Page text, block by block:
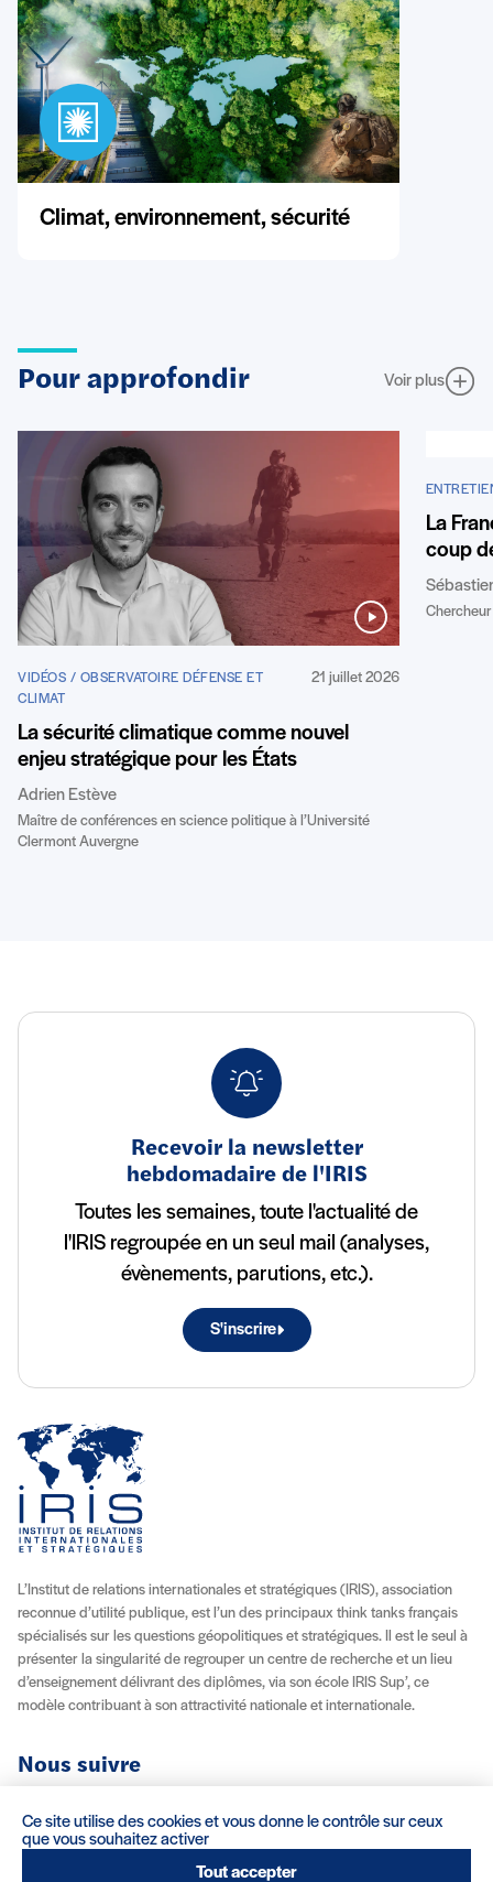
Climat, environnement, sécurité
Pour approfondir Voir plus
VIDÉOS / OBSERVATOIRE DÉFENSE ET
CLIMAT
21 juillet 2026
La sécurité climatique comme nouvel
enjeu stratégique pour les États
Adrien Estève
Maître de conférences en science politique à l’Université
Clermont Auvergne
La
coup
Recevoir la newsletter
hebdomadaire de l'IRIS
Toutes les semaines, toute l'actualité de
l'IRIS regroupée en un seul mail (analyses,
évènements, parutions, etc.).
S'inscrire
L’Institut de relations internationales et stratégiques (IRIS), association
reconnue d’utilité publique, est l’un des principaux think tanks français
spécialisés sur les questions géopolitiques et stratégiques. Il est le seul à
présenter la singularité de regrouper un centre de recherche et un lieu
d’enseignement délivrant des diplômes, via son école IRIS Sup’, ce
modèle contribuant à son attractivité nationale et internationale.
Nous suivre
YoutubeInstagramFacebookX (Twitter)
LinkedinFlux RSS
À propos
Recrutement Locations Contact
Ce site utilise des cookies et vous donne le contrôle sur ceux
que vous souhaitez activer
Tout accepter